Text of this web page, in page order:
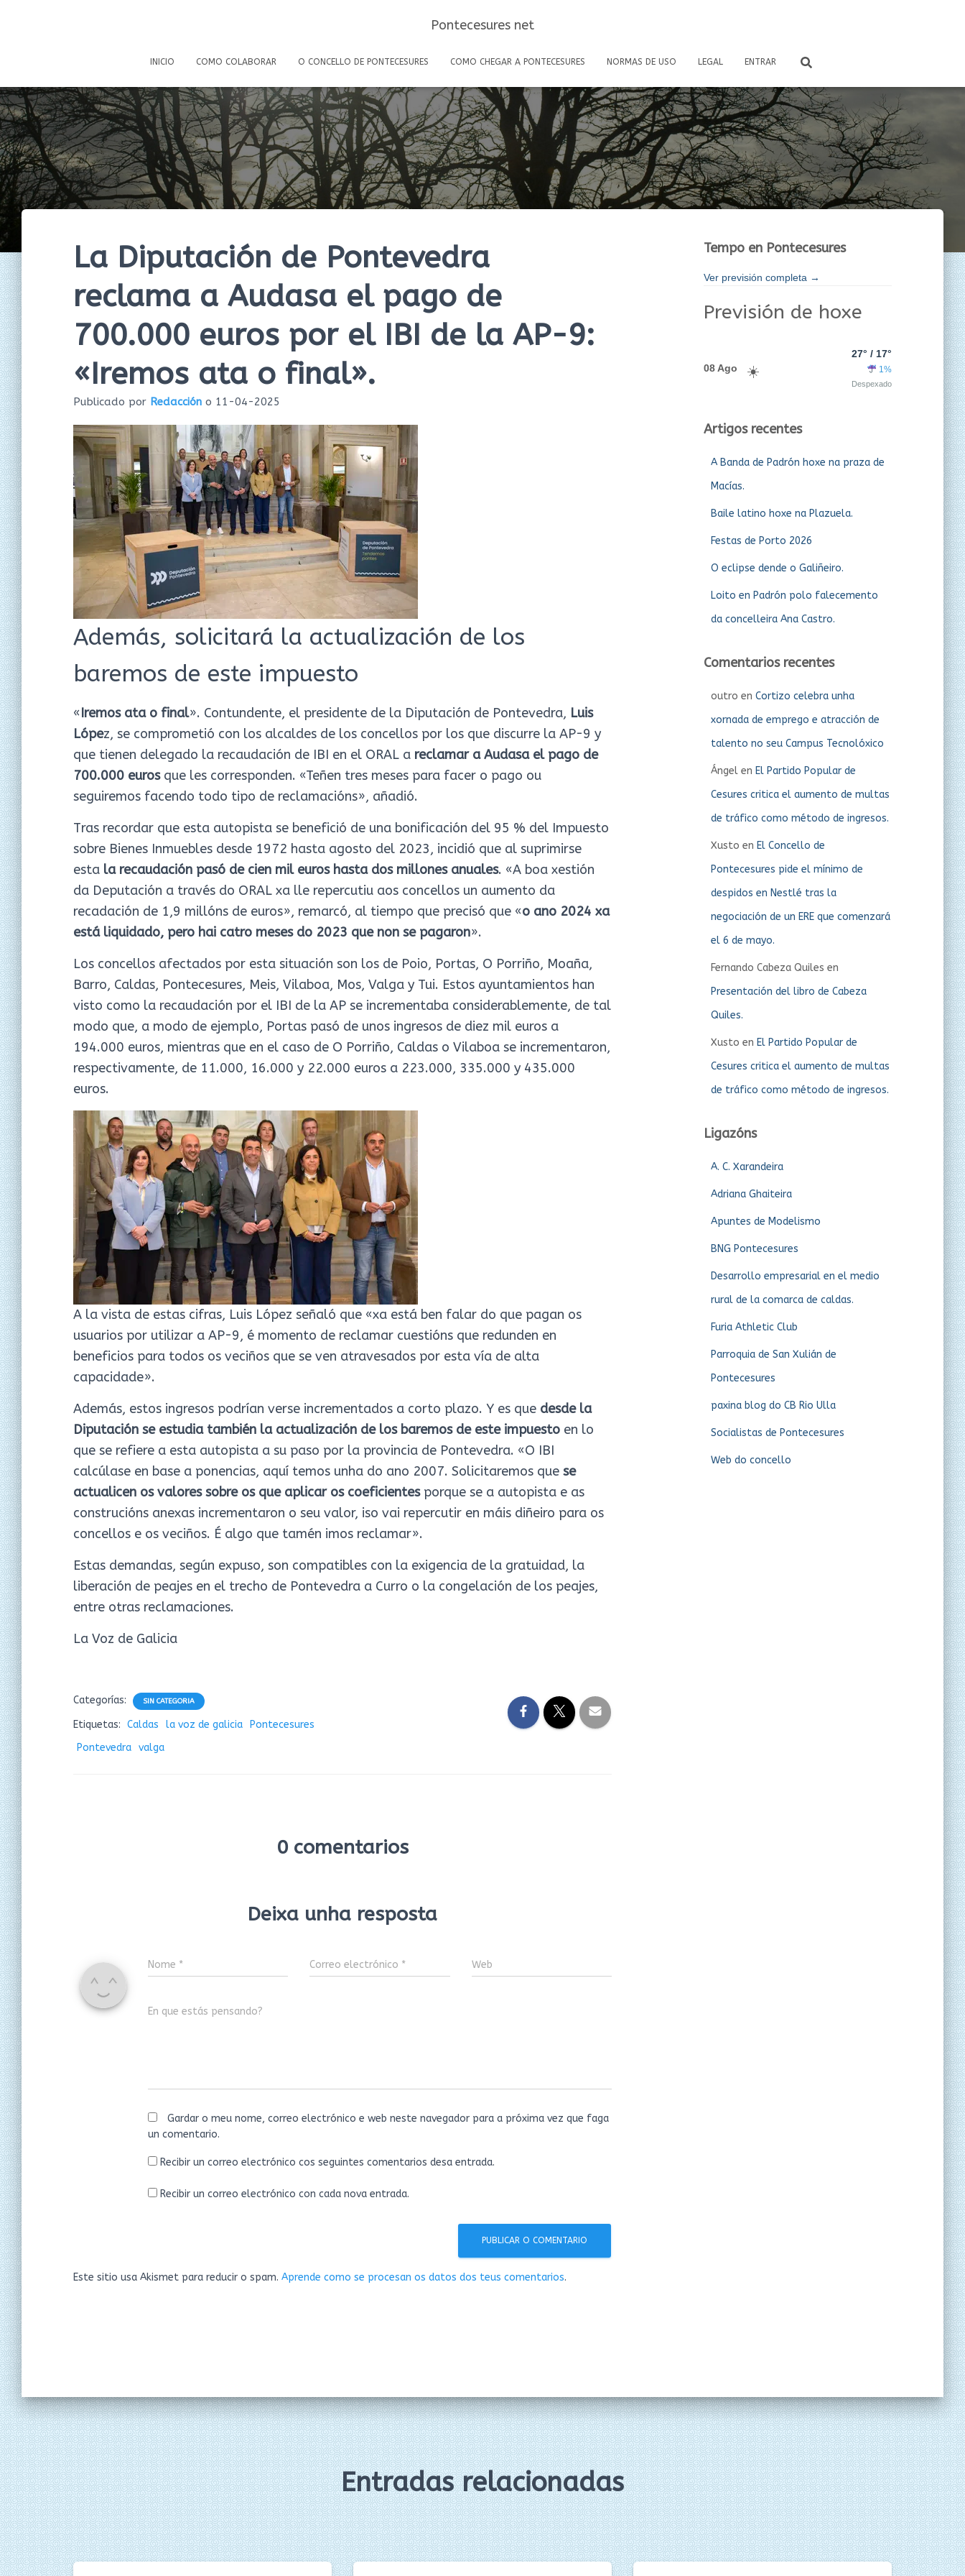
Pontecesures net
INICIO COMO COLABORAR O CONCELLO DE PONTECESURES COMO CHEGAR A PONTECESURES NORMAS DE USO LEGAL ENTRAR
La Diputación de Pontevedra
reclama a Audasa el pago de
700.000 euros por el IBI de la AP-9:
«Iremos ata o final».
Publicado por Redacción o 11-04-2025
Además, solicitará la actualización de los
baremos de este impuesto
«Iremos ata o final». Contundente, el presidente de la Diputación de Pontevedra, Luis
López, se comprometió con los alcaldes de los concellos por los que discurre la AP-9 y
que tienen delegado la recaudación de IBI en el ORAL a reclamar a Audasa el pago de
700.000 eurosque les corresponden. «Teñen tres meses para facer o pago ou
seguiremos facendo todo tipo de reclamacións», añadió.
Tras recordar que esta autopista se benefició de una bonificación del 95 % del Impuesto
sobre Bienes Inmuebles desde 1972 hasta agosto del 2023, incidió que al suprimirse
esta la recaudación pasó de cien mil euros hasta dos millones anuales. «A boa xestión
da Deputación a través do ORAL xa lle repercutiu aos concellos un aumento da
recadación de 1,9 millóns de euros», remarcó, al tiempo que precisó que «o ano 2024 xa
está liquidado, pero hai catro meses do 2023 que non se pagaron».
Los concellos afectados por esta situación son los de Poio, Portas, O Porriño, Moaña,
Barro, Caldas, Pontecesures, Meis, Vilaboa, Mos, Valga y Tui. Estos ayuntamientos han
visto como la recaudación por el IBI de la AP se incrementaba considerablemente, de tal
modo que, a modo de ejemplo, Portas pasó de unos ingresos de diez mil euros a
194.000 euros, mientras que en el caso de O Porriño, Caldas o Vilaboa se incrementaron,
respectivamente, de 11.000, 16.000 y 22.000 euros a 223.000, 335.000 y 435.000
euros.
A la vista de estas cifras, Luis López señaló que «xa está ben falar do que pagan os
usuarios por utilizar a AP-9, é momento de reclamar cuestións que redunden en
beneficios para todos os veciños que se ven atravesados por esta vía de alta
capacidade».
Además, estos ingresos podrían verse incrementados a corto plazo. Y es que desde la
Diputación se estudia también la actualización de los baremos de este impuesto en lo
que se refiere a esta autopista a su paso por la provincia de Pontevedra. «O IBI
calcúlase en base a ponencias, aquí temos unha do ano 2007. Solicitaremos que se
actualicen os valores sobre os que aplicar os coeficientesporque se a autopista e as
construcións anexas incrementaron o seu valor, iso vai repercutir en máis diñeiro para os
concellos e os veciños. É algo que tamén imos reclamar».
Estas demandas, según expuso, son compatibles con la exigencia de la gratuidad, la
liberación de peajes en el trecho de Pontevedra a Curro o la congelación de los peajes,
entre otras reclamaciones.
La Voz de Galicia
Categorías: SIN CATEGORIA
Etiquetas: Caldas la voz de galicia
Pontecesures
Pontevedra valga
0 comentarios
Deixa unha resposta
Nome * Correo electrónico * Web
En que estás pensando?
Gardar o meu nome, correo electrónico e web neste navegador para a próxima vez que faga
un comentario.
Recibir un correo electrónico cos seguintes comentarios desa entrada.
Recibir un correo electrónico con cada nova entrada.
Este sitio usa Akismet para reducir o spam. Aprende como se procesan os datos dos teus comentarios.
Tempo en Pontecesures
Ver previsión completa →
Previsión de hoxe
08 Ago
27° / 17°
1%
Despexado
Artigos recentes
A Banda de Padrón hoxe na praza de
Macías.
Baile latino hoxe na Plazuela.
Festas de Porto 2026
O eclipse dende o Galiñeiro.
Loito en Padrón polo falecemento
da concelleira Ana Castro.
Comentarios recentes
outro en Cortizo celebra unha
xornada de emprego e atracción de
talento no seu Campus Tecnolóxico
Ángelen El Partido Popular de
Cesures critica el aumento de multas
de tráfico como método de ingresos.
Xusto en El Concello de
Pontecesures pide el mínimo de
despidos en Nestlé tras la
negociación de un ERE que comenzará
el 6 de mayo.
Fernando Cabeza Quiles en
Presentación del libro de Cabeza
Quiles.
Xusto en El Partido Popular de
Cesures critica el aumento de multas
de tráfico como método de ingresos.
Ligazóns
A. C. Xarandeira
Adriana Ghaiteira
Apuntes de Modelismo
BNG Pontecesures
Desarrollo empresarial en el medio
rural de la comarca de caldas.
Furia Athletic Club
Parroquia de San Xulián de
Pontecesures
paxina blog do CB Rio Ulla
Socialistas de Pontecesures
Web do concello
Entradas relacionadas